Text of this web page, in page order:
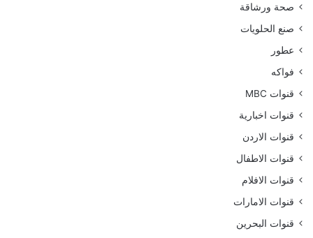
صحة ورشاقة
صنع الحلويات
عطور
فواكه
قنوات MBC
قنوات اخبارية
قنوات الاردن
قنوات الاطفال
قنوات الافلام
قنوات الامارات
قنوات البحرين